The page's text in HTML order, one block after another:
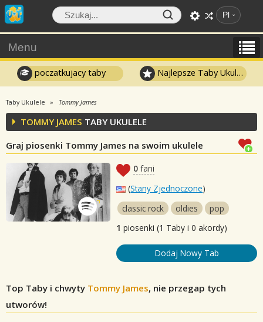
Pl
Menu
poczatkujacy taby Najlepsze Taby Ukulele
Taby Ukulele Tommy James
TOMMY JAMES TABY UKULELE
Graj piosenki Tommy James na swoim ukulele
0 fani
(Stany Zjednoczone)
classic rock
oldies
pop
1 piosenki (1 Taby i 0 akordy)
Dodaj Nowy Tab
Top Taby i chwyty Tommy James, nie przegap tych
utworów!